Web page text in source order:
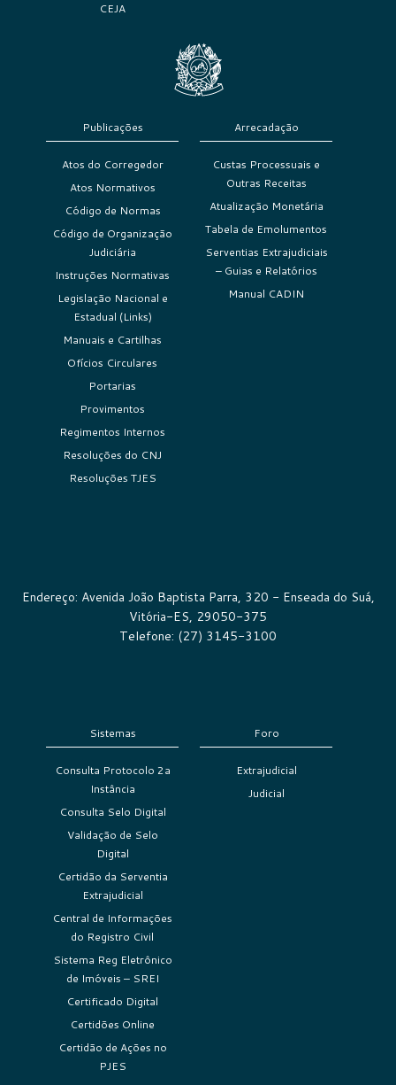
CEJA
Publicações
Atos do Corregedor
Atos Normativos
Código de Normas
Código de Organização
Judiciária
Instruções Normativas
Legislação Nacional e
Estadual (Links)
Manuais e Cartilhas
Ofícios Circulares
Portarias
Provimentos
Regimentos Internos
Resoluções do CNJ
Resoluções TJES
Arrecadação
Custas Processuais e
Outras Receitas
Atualização Monetária
Tabela de Emolumentos
Serventias Extrajudiciais
– Guias e Relatórios
Manual CADIN
Endereço: Avenida João Baptista Parra, 320 - Enseada do Suá,
Vitória-ES, 29050-375
Telefone: (27) 3145-3100
Sistemas
Consulta Protocolo 2a
Instância
Consulta Selo Digital
Validação de Selo
Digital
Certidão da Serventia
Extrajudicial
Central de Informações
do Registro Civil
Sistema Reg Eletrônico
de Imóveis – SREI
Certificado Digital
Certidões Online
Certidão de Ações no
PJES
Foro
Extrajudicial
Judicial